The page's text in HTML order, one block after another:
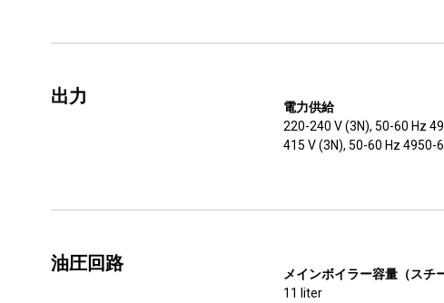
出力
電力供給
220-240 V (3N), 50-60 Hz
415 V (3N), 50-60 Hz 4950-
油圧回路
メインボイラー容量（スチ
11 liter